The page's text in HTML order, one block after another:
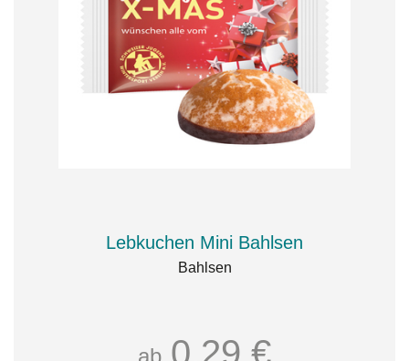
Lebkuchen Mini Bahlsen
Bahlsen
ab 0,29 €